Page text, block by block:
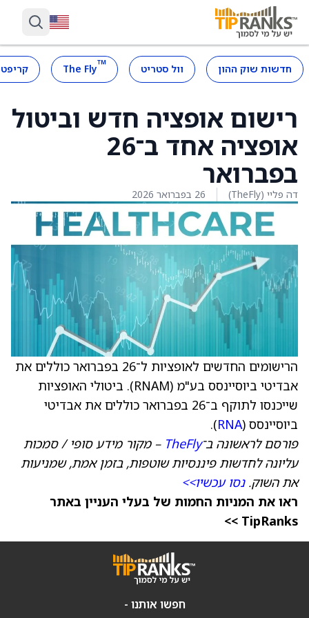
חדשות שוק ההון וול סטריט ™
The Fly
רישום אופציה חדש וביטול
אופציה אחד ב־26
בפברואר
דה פליי (TheFly) 26 בפברואר 2026
הרישומים החדשים לאופציות ל־26 בפברואר כוללים את
אבדיטי ביוסיינסס בע"מ (RNAM). ביטולי האופציות
שייכנסו לתוקף ב־26 בפברואר כוללים את אבדיטי
ביוסיינסס (RNA
).
פורסם לראשונה ב־TheFly – מקור מידע סופי / סמכות
עליונה לחדשות פיננסיות שוטפות, בזמן אמת, שמניעות
את השוק.נסו עכשיו>>
ראו את המניות החמות של בעלי העניין באתר
TipRanks >>
חפשו אותנו -